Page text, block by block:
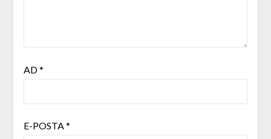
AD*
E-POSTA*